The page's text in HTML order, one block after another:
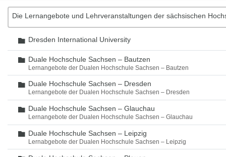
Die Lernangebote und Lehrveranstaltungen der sächsischen
Ordner
Dresden International University
Ordner
Duale Hochschule Sachsen – Bautzen
Lernangebote der Dualen Hochschule Sachsen – Bautzen
Ordner
Duale Hochschule Sachsen – Dresden
Lernangebote der Dualen Hochschule Sachsen – Dresden
Ordner
Duale Hochschule Sachsen – Glauchau
Lernangebote der Dualen Hochschule Sachsen – Glauchau
Ordner
Duale Hochschule Sachsen – Leipzig
Lernabgebote der Dualen Hochschule Sachsen – Leipzig